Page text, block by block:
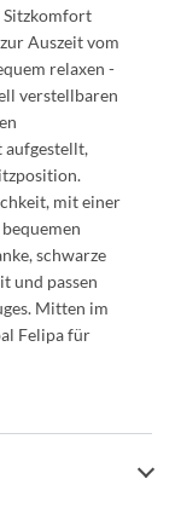
Sitzkomfort
Auszeit vom
relaxen -
verstellbaren
aufgestellt,
mit einer
schwarze
und passen
Mitten im
Felipa für